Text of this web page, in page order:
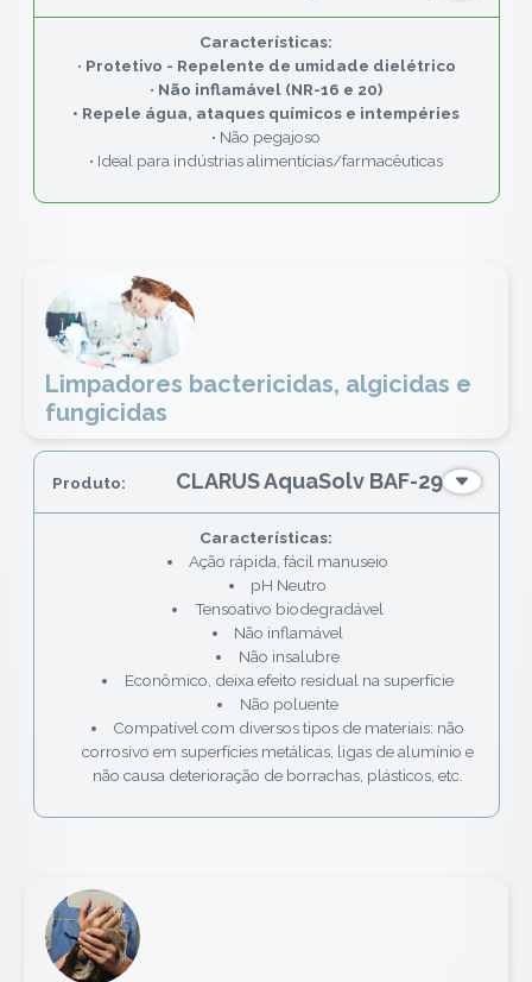
• Protetivo - Repelente de umidade dielétrico
• Não inflamável (NR-16 e 20)
• Repele água, ataques químicos e intempéries
• Não pegajoso
• Ideal para indústrias alimentícias/farmacêuticas
Limpadores bactericidas, algicidas e
fungicidas
CLARUS AquaSolv BAF-29
Ação rápida, fácil manuseio
pH Neutro
Tensoativo biodegradável
Não inflamável
Não insalubre
Econômico, deixa efeito residual na superfície
Não poluente
Compatível com diversos tipos de materiais: não
corrosivo em superfícies metálicas, ligas de alumínio e
não causa deterioração de borrachas, plásticos, etc.